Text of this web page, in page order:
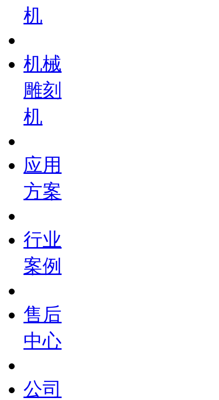
机
机械
雕刻
机
应用
方案
行业
案例
售后
中心
公司